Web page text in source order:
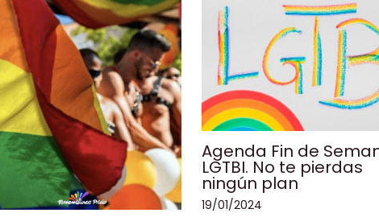
Agenda Fin de
LGTBI. No te pierdas
ningún plan
19/01/2024